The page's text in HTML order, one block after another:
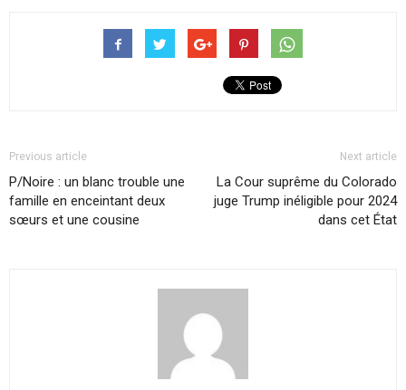
Previous article
P/​Noire : un blanc trouble une
fa­mille en en­cein­tant deux
sœurs et une cou­sine
Next article
La Cour suprême du Colorado
juge Trump inéligible pour 2024
dans cet État